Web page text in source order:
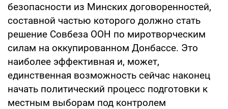
безопасности из Минских договоренностей,
составной частью которого должно стать
решение Совбеза ООН по миротворческим
силам на оккупированном Донбассе. Это
наиболее эффективная и, может,
единственная возможность сейчас наконец
начать политический процесс подготовки к
местным выборам под контролем